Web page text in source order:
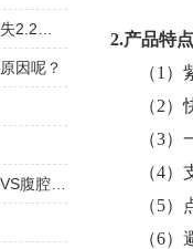
2.产品特
（1
（2
（3
（4
（5
（6
因呢？